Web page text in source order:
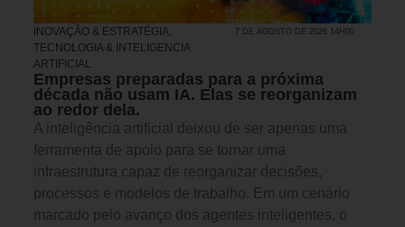
INOVAÇÃO & ESTRATÉGIA
TECNOLOGIA & INTELIGENCIA
ARTIFICIAL
7 DE AGOSTO DE 2026 14H00
Empresas preparadas para a próxima
década não usam IA. Elas se reorganizam
ao redor dela.
A inteligência artificial deixou de ser apenas uma
ferramenta de apoio para se tornar uma
infraestrutura capaz de reorganizar decisões,
processos e modelos de trabalho. Em um cenário
marcado pelo avanço dos agentes inteligentes, o